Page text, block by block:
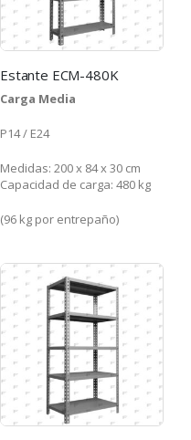
Estante ECM-480K
Carga Media
P14 / E24
Medidas: 200 x 84 x 30 cm
Capacidad de carga: 480 kg
(96 kg por entrepaño)